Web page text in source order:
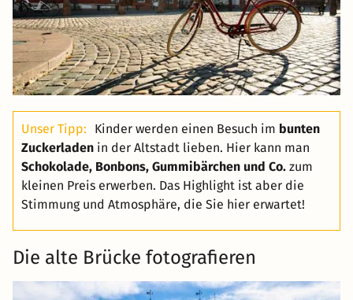
Unser Tipp: Kinder werden einen Besuch im bunten
Zuckerladen in der Altstadt lieben. Hier kann man
Schokolade, Bonbons, Gummibärchen und Co. zum
kleinen Preis erwerben. Das Highlight ist aber die
Stimmung und Atmosphäre, die Sie hier erwartet!
Die alte Brücke fotografieren